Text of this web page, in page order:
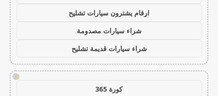
ارقام يشترون سيارات تشليح
شراء سيارات مصدومة
شراء سيارات قديمة تشليح
!
كورة 365